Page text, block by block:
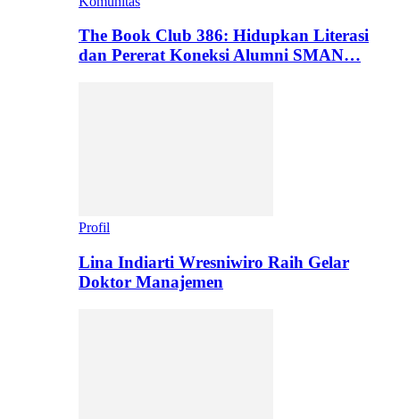
The Book Club 386: Hidupkan Literasi
dan Pererat Koneksi Alumni SMAN…
Profil
Lina Indiarti Wresniwiro Raih Gelar
Doktor Manajemen